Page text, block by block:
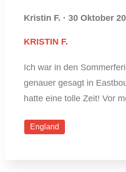
Kristin F. · 30 Oktober
KRISTIN F.
Ich war in den
genauer gesagt in
hatte eine tolle Zeit! Vor
England